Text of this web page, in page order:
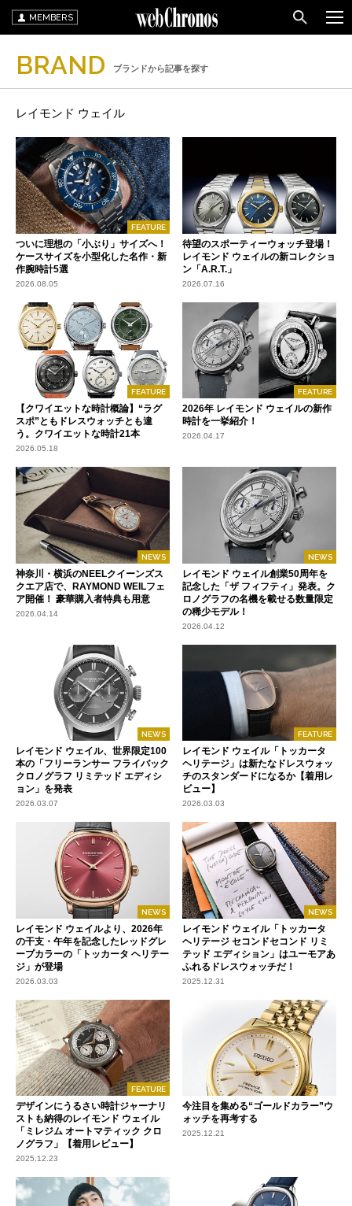
MEMBERS
BRAND ブランドから記事を探す
レイモンド ウェイル
FEATURE
ついに理想の「小ぶり」サイズへ！
ケースサイズを小型化した名作・新
作腕時計5選
2026.08.05
待望のスポーティーウォッチ登場！
レイモンド ウェイルの新コレクショ
ン「A.R.T.」
2026.07.16
FEATURE
【クワイエットな時計概論】“ラグ
スポ”ともドレスウォッチとも違
う。クワイエットな時計21本
2026.05.18
FEATURE
2026年 レイモンド ウェイルの新作
時計を一挙紹介！
2026.04.17
NEWS
神奈川・横浜のNEELクイーンズス
クエア店で、RAYMOND WEILフェ
ア開催！ 豪華購入者特典も用意
2026.04.14
NEWS
レイモンド ウェイル創業50周年を
記念した「ザ フィフティ」発表。ク
ロノグラフの名機を載せる数量限定
の稀少モデル！
2026.04.12
NEWS
レイモンド ウェイル、世界限定100
本の「フリーランサー フライバック
クロノグラフ リミテッド エディシ
ョン」を発表
2026.03.07
FEATURE
レイモンド ウェイル「トッカータ
ヘリテージ」は新たなドレスウォッ
チのスタンダードになるか【着用レ
ビュー】
2026.03.03
NEWS
レイモンド ウェイルより、2026年
の干支・午年を記念したレッドグレ
ープカラーの「トッカータ ヘリテー
ジ」が登場
2026.03.03
NEWS
レイモンド ウェイル「トッカータ
ヘリテージ セコンドセコンド リミ
テッド エディション」はユーモアあ
ふれるドレスウォッチだ！
2025.12.31
FEATURE
デザインにうるさい時計ジャーナリ
ストも納得のレイモンド ウェイル
「ミレジム オートマティック クロ
ノグラフ」【着用レビュー】
2025.12.23
今注目を集める“ゴールドカラー”ウ
ォッチを再考する
2025.12.21